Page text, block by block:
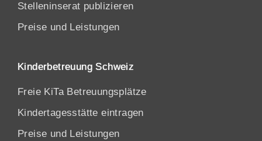
Stelleninserat publizieren
Preise und Leistungen
Kinderbetreuung Schweiz
Freie KiTa Betreuungsplätze
Kindertagesstätte eintragen
Preise und Leistungen